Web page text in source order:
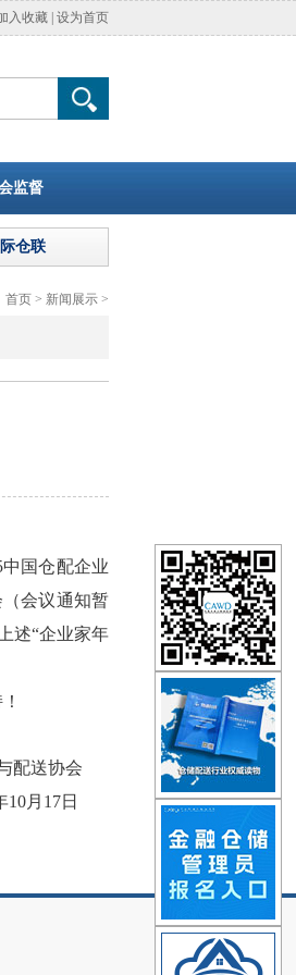
入收藏 设为首页
监督
仓联
首页 > 新闻展示 >
国仓配企业
会议通知暂
述“企业家年
配送协会
10月17日